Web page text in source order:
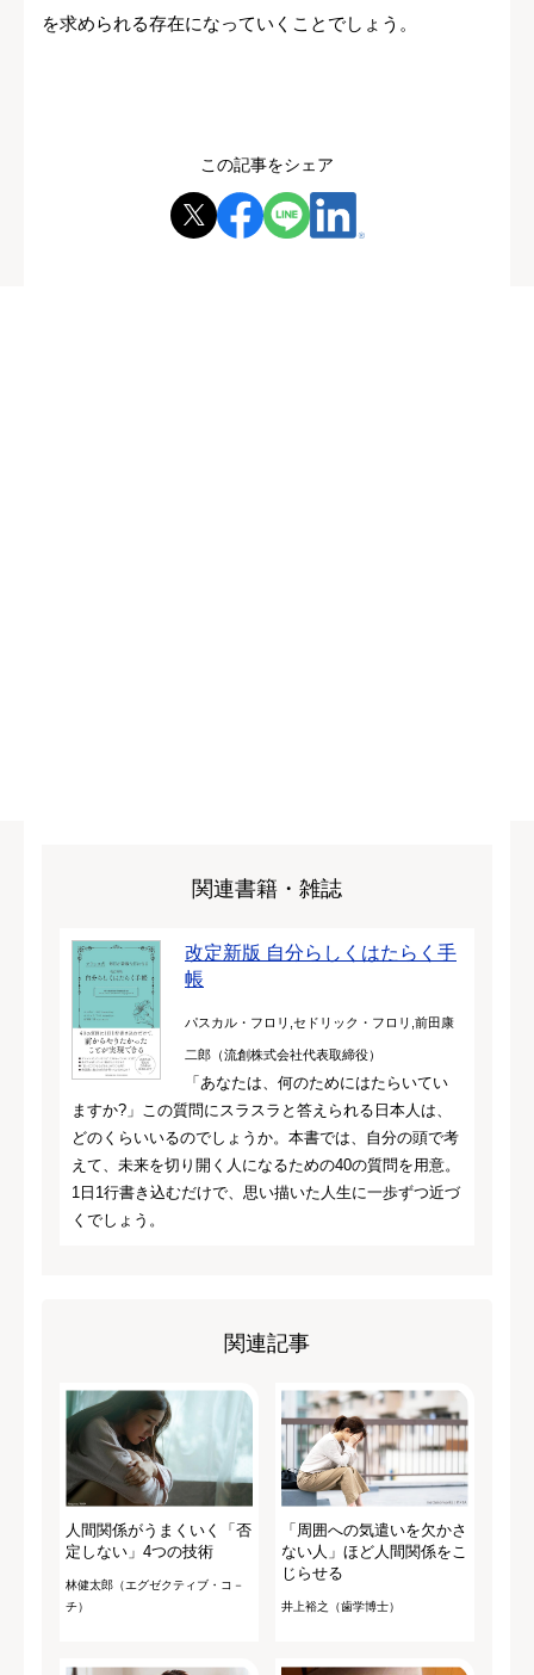
を求められる存在になっていくことでしょう。
この記事をシェア
関連書籍・雑誌
改定新版 自分らしくはたらく手
帳
パスカル・フロリ,セドリック・フロリ,前田康
二郎（流創株式会社代表取締役）
「あなたは、何のためにはたらいてい
ますか?」この質問にスラスラと答えられる日本人は、
どのくらいいるのでしょうか。本書では、自分の頭で考
えて、未来を切り開く人になるための40の質問を用意。
1日1行書き込むだけで、思い描いた人生に一歩ずつ近づ
くでしょう。
関連記事
人間関係がうまくいく「否
定しない」4つの技術
林健太郎（エグゼクティブ・コ－
チ）
「周囲への気遣いを欠かさ
ない人」ほど人間関係をこ
じらせる
井上裕之（歯学博士）